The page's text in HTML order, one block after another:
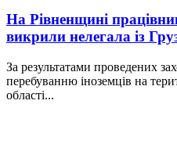
На Рівненщині
викрили нелегала із
За результатами проведених
перебуванню іноземців на
області...